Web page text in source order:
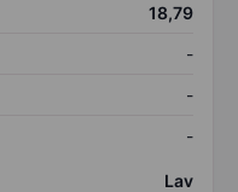
18,79
-
-
-
Lav